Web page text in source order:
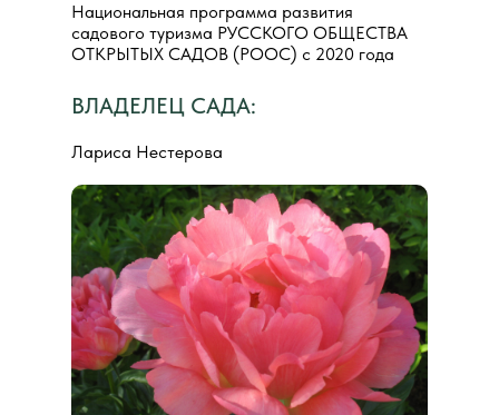
Национальная программа развития
садового туризма РУССКОГО ОБЩЕСТВА
ОТКРЫТЫХ САДОВ (РООС) с 2020 года
ВЛАДЕЛЕЦ САДА:
Лариса Нестерова